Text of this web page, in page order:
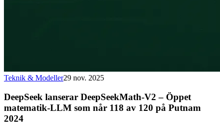
Teknik & Modeller29 nov. 2025
DeepSeek lanserar DeepSeekMath-V2 – Öppet
matematik-LLM som når 118 av 120 på Putnam
2024